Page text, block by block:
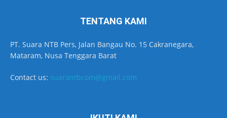
TENTANG KAMI
PT. Suara NTB Pers, Jalan Bangau No. 15 Cakranegara,
Mataram, Nusa Tenggara Barat
Contact us: suarantbcom@gmail.com